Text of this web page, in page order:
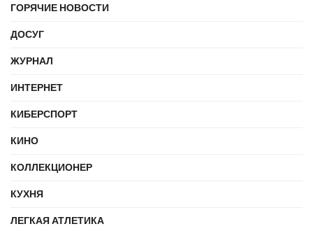
ГОРЯЧИЕ НОВОСТИ
ДОСУГ
ЖУРНАЛ
ИНТЕРНЕТ
КИБЕРСПОРТ
КИНО
КОЛЛЕКЦИОНЕР
КУХНЯ
ЛЕГКАЯ АТЛЕТИКА